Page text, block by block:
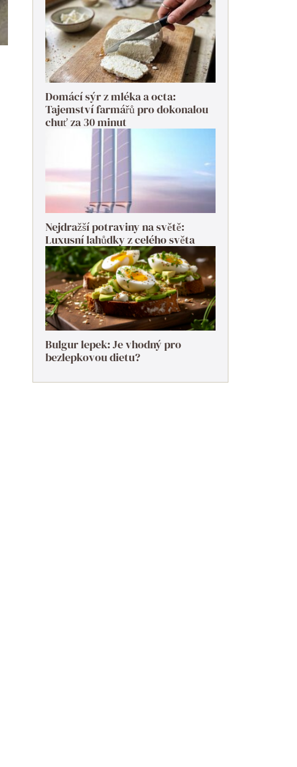
Domácí sýr z mléka a octa:
Tajemství farmářů pro dokonalou
chuť za 30 minut
Nejdražší potraviny na světě:
Luxusní lahůdky z celého světa
Bulgur lepek: Je vhodný pro
bezlepkovou dietu?